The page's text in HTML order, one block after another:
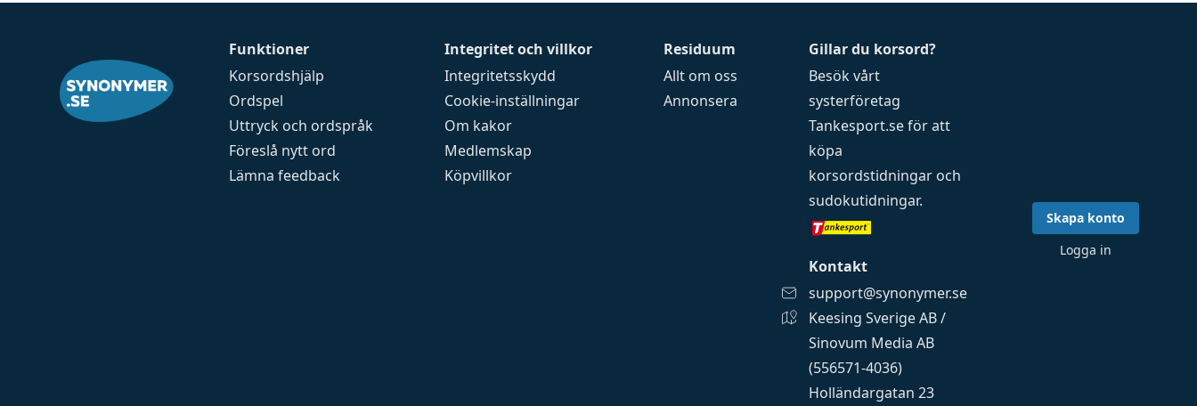
Funktioner
Korsordshjälp
Ordspel
Uttryck och ordspråk
Föreslå nytt ord
Lämna feedback
Integritet och villkor
Integritetsskydd
Cookie-inställningar
Om kakor
Medlemskap
Köpvillkor
Residuum
Allt om oss
Annonsera
Gillar du korsord?
Besök vårt
systerföretag
Tankesport.seför att
köpa
korsordstidningar och
sudokutidningar.
Kontakt
support@synonymer.se
Keesing Sverige AB /
Sinovum Media AB
(556571-4036)
Holländargatan 23
Skapa konto
Logga in